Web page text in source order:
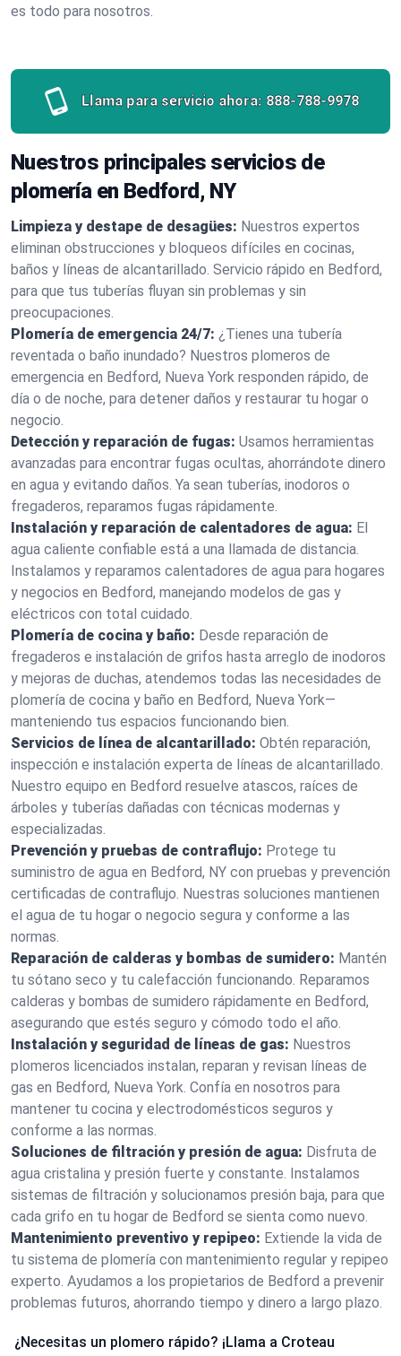
es todo para nosotros.
Llama para servicio ahora: 888-788-9978
Nuestros principales servicios de
plomería en Bedford, NY
Limpieza y destape de desagües: Nuestros expertos
eliminan obstrucciones y bloqueos difíciles en cocinas,
baños y líneas de alcantarillado. Servicio rápido en Bedford,
para que tus tuberías fluyan sin problemas y sin
preocupaciones.
Plomería de emergencia 24/7: ¿Tienes una tubería
reventada o baño inundado? Nuestros plomeros de
emergencia en Bedford, Nueva York responden rápido, de
día o de noche, para detener daños y restaurar tu hogar o
negocio.
Detección y reparación de fugas: Usamos herramientas
avanzadas para encontrar fugas ocultas, ahorrándote dinero
en agua y evitando daños. Ya sean tuberías, inodoros o
fregaderos, reparamos fugas rápidamente.
Instalación y reparación de calentadores de agua: El
agua caliente confiable está a una llamada de distancia.
Instalamos y reparamos calentadores de agua para hogares
y negocios en Bedford, manejando modelos de gas y
eléctricos con total cuidado.
Plomería de cocina y baño: Desde reparación de
fregaderos e instalación de grifos hasta arreglo de inodoros
y mejoras de duchas, atendemos todas las necesidades de
plomería de cocina y baño en Bedford, Nueva York—
manteniendo tus espacios funcionando bien.
Servicios de línea de alcantarillado: Obtén reparación,
inspección e instalación experta de líneas de alcantarillado.
Nuestro equipo en Bedford resuelve atascos, raíces de
árboles y tuberías dañadas con técnicas modernas y
especializadas.
Prevención y pruebas de contraflujo: Protege tu
suministro de agua en Bedford, NY con pruebas y prevención
certificadas de contraflujo. Nuestras soluciones mantienen
el agua de tu hogar o negocio segura y conforme a las
normas.
Reparación de calderas y bombas de sumidero: Mantén
tu sótano seco y tu calefacción funcionando. Reparamos
calderas y bombas de sumidero rápidamente en Bedford,
asegurando que estés seguro y cómodo todo el año.
Instalación y seguridad de líneas de gas: Nuestros
plomeros licenciados instalan, reparan y revisan líneas de
gas en Bedford, Nueva York. Confía en nosotros para
mantener tu cocina y electrodomésticos seguros y
conforme a las normas.
Soluciones de filtración y presión de agua: Disfruta de
agua cristalina y presión fuerte y constante. Instalamos
sistemas de filtración y solucionamos presión baja, para que
cada grifo en tu hogar de Bedford se sienta como nuevo.
Mantenimiento preventivo y repipeo: Extiende la vida de
tu sistema de plomería con mantenimiento regular y repipeo
experto. Ayudamos a los propietarios de Bedford a prevenir
problemas futuros, ahorrando tiempo y dinero a largo plazo.
¿Necesitas un plomero rápido? ¡Llama a Croteau